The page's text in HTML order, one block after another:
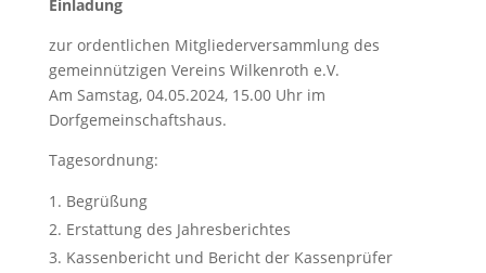
Einladung
zur ordentlichen Mitgliederversammlung des
gemeinnützigen Vereins Wilkenroth e.V.
Am Samstag, 04.05.2024, 15.00 Uhr im
Dorfgemeinschaftshaus.
Tagesordnung:
Begrüßung
Erstattung des Jahresberichtes
Kassenbericht und Bericht der Kassenprüfer